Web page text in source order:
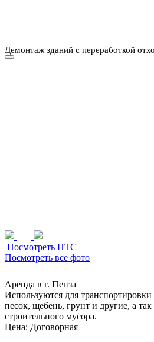
Демонтаж зданий с переработкой
Посмотреть ПТС
Посмотреть все фото
Аренда в г. Пенза
Используются для
песок, щебень, грунт и другие, а
строительного мусора.
Цена: Договорная